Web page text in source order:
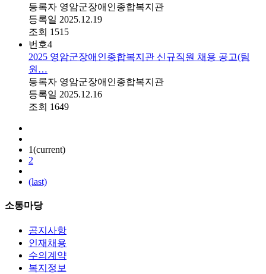
등록자 영암군장애인종합복지관
등록일 2025.12.19
조회 1515
번호4
2025 영암군장애인종합복지관 신규직원 채용 공고(팀
원…
등록자 영암군장애인종합복지관
등록일 2025.12.16
조회 1649
1(current)
2
(last)
소통마당
공지사항
인재채용
수의계약
복지정보